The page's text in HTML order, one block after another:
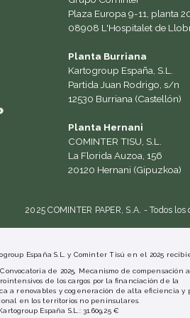
Plaza Europa 9-11, planta
08908 L'Hospitalet de
Planta Burriana
Kartogroup España, S.L.
Partida Juan Rodrigo, s/n
12530 Burriana (Castellón)
Planta Hernani
COMINTER TISU, S.L.
La Florida Auzoa, 156
20120 Hernani (Gipuzkoa)
2025 COMINTER PAPER, S.A. - Todos
España S.L. y Cominter Tisú en el 2025
Convocatoria de 2025, Mecanismo de compensación
de los cargos por la financiación de la
a renovables y cogeneración de alta eficiencia y
en los territorios no peninsulares.
España S.L.: 31.609,25 €